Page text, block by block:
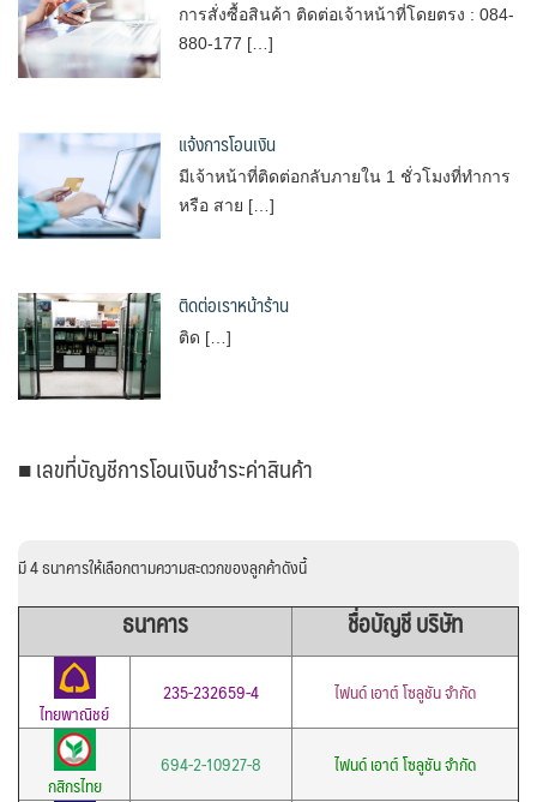
การสั่งซื้อสินค้า ติดต่อเจ้าหน้าที่โดยตรง : 084-
880-177 […]
แจ้งการโอนเงิน
มีเจ้าหน้าที่ติดต่อกลับภายใน 1 ชั่วโมงที่ทำการ
หรือ สาย […]
ติดต่อเราหน้าร้าน
ติด […]
■ เลขที่บัญชีการโอนเงินชำระค่าสินค้า
มี 4 ธนาคารให้เลือกตามความสะดวกของลูกค้าดังนี้
ธนาคาร ชื่อบัญชี บริษัท
ไทยพาณิชย์
235-232659-4 ไฟนด์ เอาต์ โซลูชัน จำกัด
กสิกรไทย
694-2-10927-8 ไฟนด์ เอาต์ โซลูชัน จำกัด